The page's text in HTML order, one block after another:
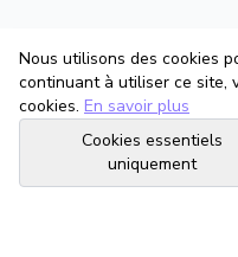
Nous utilisons des cookies
continuant à utiliser ce site,
cookies. En savoir plus
Cookies essentiels
uniquement